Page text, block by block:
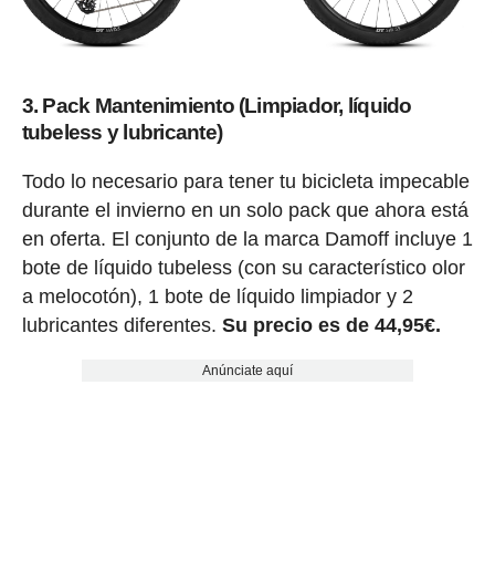
3. Pack Mantenimiento (Limpiador, líquido
tubeless y lubricante)
Todo lo necesario para tener tu bicicleta impecable
durante el invierno en un solo pack que ahora está
en oferta. El conjunto de la marca Damoff incluye 1
bote de líquido tubeless (con su característico olor
a melocotón), 1 bote de líquido limpiador y 2
lubricantes diferentes. Su precio es de 44,95€.
Anúnciate aquí